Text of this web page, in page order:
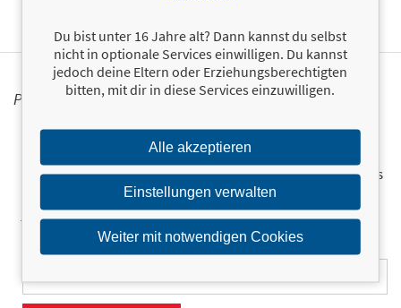
PERSONALISIERTE PRODUKTINFORMATIONEN
Ja, ich will über interessante Neuerscheinungen und
ähnliche Produkte informiert werden.
Wir halten Sie per E-Mail auf dem aktuellen Stand über das
Programm der Münchner Verlagsgruppe.
jetzt ein!
E-Mail-Adresse:
Du bist unter 16 Jahre alt? Dann kannst du selbst
nicht in optionale Services einwilligen. Du kannst
jedoch deine Eltern oder Erziehungsberechtigten
bitten, mit dir in diese Services einzuwilligen.
Alle akzeptieren
Einstellungen verwalten
Weiter mit notwendigen Cookies